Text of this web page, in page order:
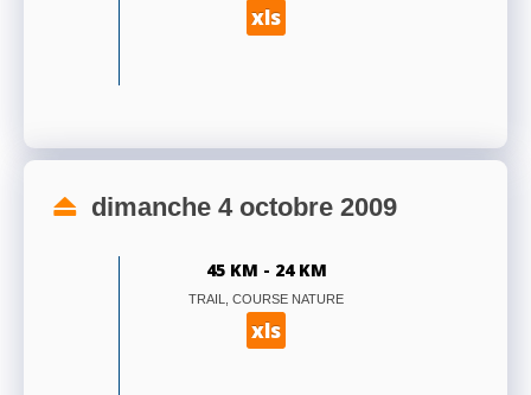
xls
dimanche 4 octobre 2009
45 KM - 24 KM
TRAIL, COURSE NATURE
xls